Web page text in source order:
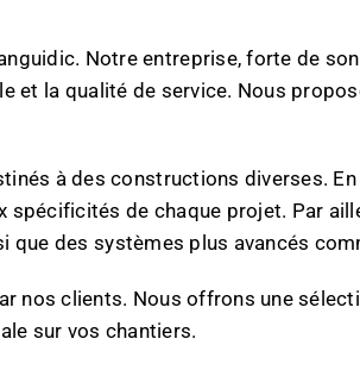
Notre entreprise, forte de
et la qualité de service. Nous
à des constructions diverses.
de chaque projet. Par
que des systèmes plus avancés
nos clients. Nous offrons une
sur vos chantiers.